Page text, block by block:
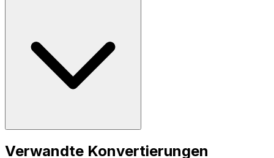
Verwandte Konvertierungen